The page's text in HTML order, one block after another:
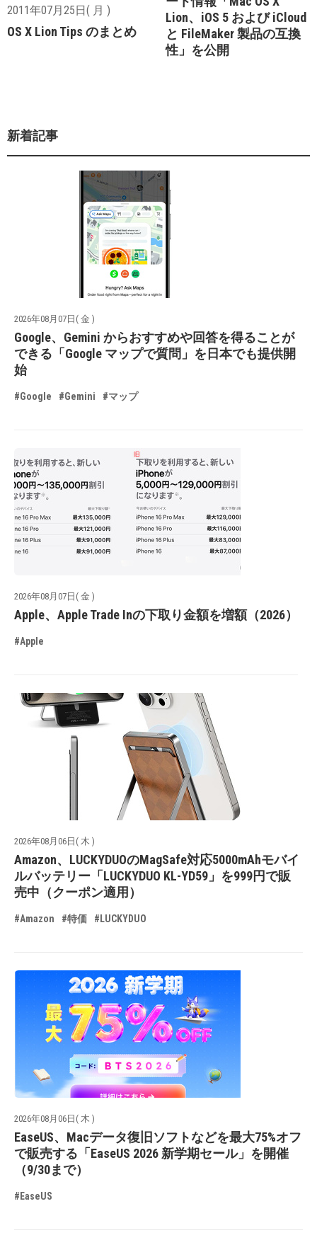
2011年07月25日( 月 )
OS X Lion Tips のまとめ
Lion、iOS 5 および iCloud
と FileMaker 製品の互換
性」を公開
新着記事
2026年08月07日( 金 )
Google、Gemini からおすすめや回答を得ることが
できる「Google マップで質問」を日本でも提供開
始
#Google #Gemini #マップ
2026年08月07日( 金 )
Apple、Apple Trade Inの下取り金額を増額（2026）
#Apple
2026年08月06日( 木 )
Amazon、LUCKYDUOのMagSafe対応5000mAhモバイ
ルバッテリー「LUCKYDUO KL-YD59」を999円で販
売中（クーポン適用）
#Amazon #特価 #LUCKYDUO
2026年08月06日( 木 )
EaseUS、Macデータ復旧ソフトなどを最大75%オフ
で販売する「EaseUS 2026 新学期セール」を開催
（9/30まで）
#EaseUS